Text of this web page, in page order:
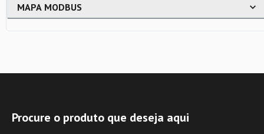
MAPA MODBUS
Procure o produto que deseja aqui